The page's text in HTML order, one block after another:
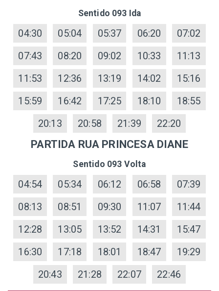
Sentido 093 Ida
04:30 05:04 05:37 06:20
07:02
07:43
08:20 09:02 10:33
11:13
11:53
12:36 13:19 14:02
15:16
15:59
16:42 17:25 18:10
18:55
20:13
20:58 21:39 22:20
PARTIDA RUA PRINCESA DIANE
Sentido 093 Volta
04:54 05:34 06:12 06:58
07:39
08:13
08:51 09:30 11:07
11:44
12:28
13:05 13:52 14:31
15:47
16:30
17:18 18:01 18:47
19:29
20:43
21:28 22:07 22:46